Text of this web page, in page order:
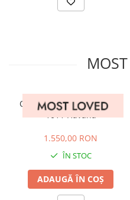
OLIVER PEOPLES OV5413U
1011 Havana
1.550,00 RON
ÎN STOC
ADAUGĂ ÎN COȘ